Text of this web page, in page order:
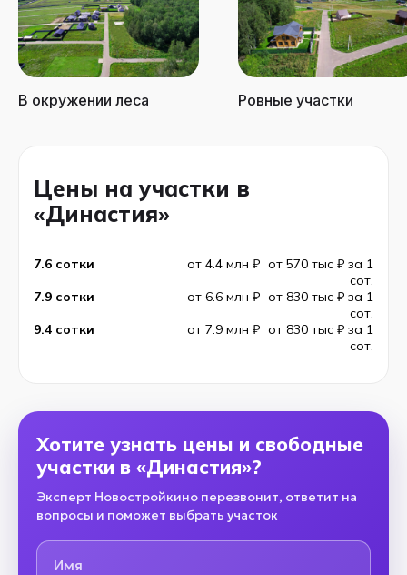
В окружении леса Ровные участки
Цены на участки в
«Династия»
7.6 сотки от 4.4 млн ₽ от 570 тыс ₽ за 1
сот.
7.9 сотки
от 6.6 млн ₽ от 830 тыс ₽ за 1
сот.
9.4 сотки
от 7.9 млн ₽ от 830 тыс ₽ за 1
сот.
Хотите узнать цены и свободные
участки в «Династия»?
Эксперт Новостройкино перезвонит, ответит на
вопросы и поможет выбрать участок
Имя